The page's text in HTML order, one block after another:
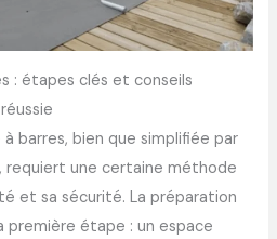
: étapes clés et conseils
à barres, bien que simplifiée par
requiert une certaine méthode
et sa sécurité. La préparation
première étape : un espace